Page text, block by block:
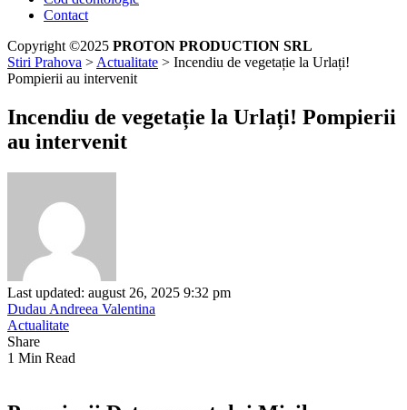
Contact
Copyright ©2025 PROTON PRODUCTION SRL
Stiri Prahova > Actualitate > Incendiu de vegetație la Urlați!
Pompierii au intervenit
Incendiu de vegetație la Urlați! Pompierii
au intervenit
Last updated: august 26, 2025 9:32 pm
Dudau Andreea Valentina
Actualitate
Share
1 Min Read